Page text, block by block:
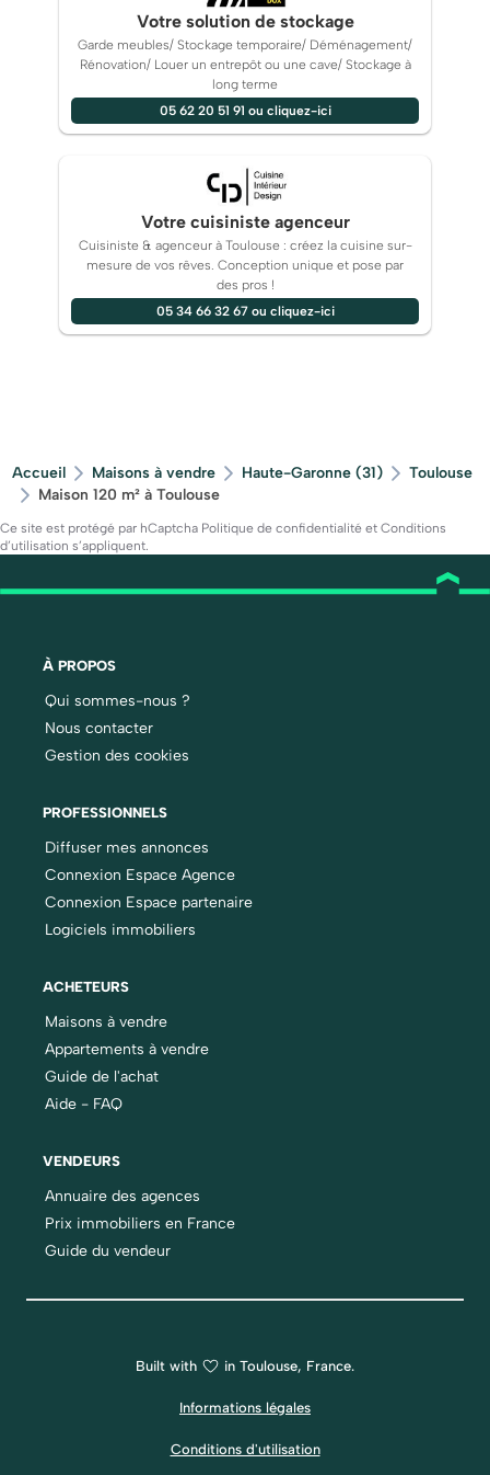
Votre solution de stockage
Garde meubles/ Stockage temporaire/ Déménagement/
Rénovation/ Louer un entrepôt ou une cave/ Stockage à
long terme
05 62 20 51 91 ou cliquez-ici
Votre cuisiniste agenceur
Cuisiniste & agenceur à Toulouse : créez la cuisine sur-
mesure de vos rêves. Conception unique et pose par
des pros !
05 34 66 32 67 ou cliquez-ici
Accueil Maisons à vendre Haute-Garonne (31)
Toulouse
Maison 120 m² à Toulouse
Ce site est protégé par hCaptcha Politique de confidentialité et Conditions
d’utilisation s’appliquent.
À PROPOS
Qui sommes-nous ?
Nous contacter
Gestion des cookies
PROFESSIONNELS
Diffuser mes annonces
Connexion Espace Agence
Connexion Espace partenaire
Logiciels immobiliers
ACHETEURS
Maisons à vendre
Appartements à vendre
Guide de l'achat
Aide - FAQ
VENDEURS
Annuaire des agences
Prix immobiliers en France
Guide du vendeur
Built with in Toulouse, France.
Informations légales
Conditions d'utilisation